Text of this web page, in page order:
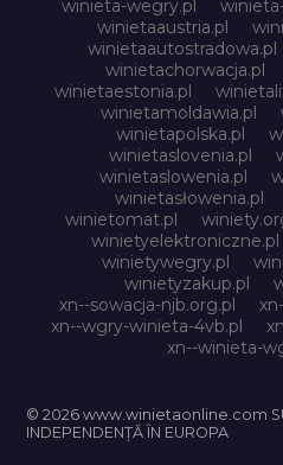
winieta-wegry.pl
winietaaustria.pl
winietaautostradowa.pl
winietachorwacja.pl
winietaestonia.pl
winietamoldawia.pl
winietapolska.pl
winietaslovenia.pl
winietaslowenia.pl
winietasłowenia.pl
winietomat.pl
winietyelektroniczne.pl
winietywegry.pl
winietyzakup.pl
xn--sowacja-njb.org.pl
xn--wgry-winieta-4vb.pl
xn--winieta-
© 2026 www.winietaonline.com
INDEPENDENȚĂ ÎN EUROPA